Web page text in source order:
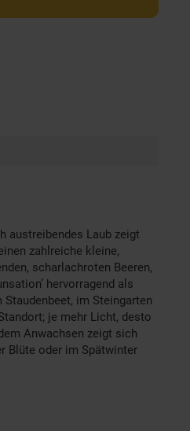
austreibendes Laub zeigt
zahlreiche kleine,
scharlachroten Beeren,
hervorragend als
im Steingarten
je mehr Licht, desto
Anwachsen zeigt sich
Blüte oder im Spätwinter